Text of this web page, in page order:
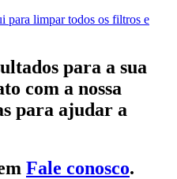
para limpar todos os filtros e
para a sua
com a nossa
para ajudar a
Fale conosco.